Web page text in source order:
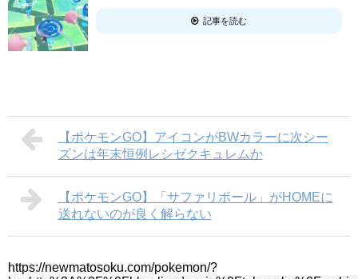
記事を読む
【ポケモンGO】アイコンがBWカラーに次シー
ズンは年末恒例レシゼクキュレムか
【ポケモンGO】「サファリボール」がHOMEに
送れないのが良く解らない
https://newmatosoku.com/pokemon/?